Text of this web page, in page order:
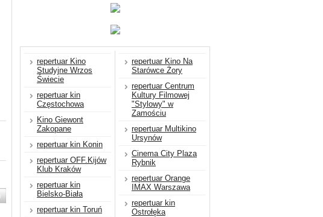
repertuar Kino
Studyjne Wrzos
Świecie
repertuar kin
Częstochowa
Kino Giewont
Zakopane
repertuar kin Konin
repertuar OFF.Kijów
Klub Kraków
repertuar kin
Bielsko-Biała
repertuar kin Toruń
repertuar Kino Na
Starówce Żory
repertuar Centrum
Kultury Filmowej
"Stylowy" w
Zamościu
repertuar Multikino
Ursynów
Cinema City Plaza
Rybnik
repertuar Orange
IMAX Warszawa
repertuar kin
Ostrołęka